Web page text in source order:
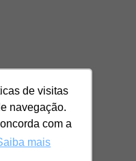
de visitas
navegação.
com a
mais